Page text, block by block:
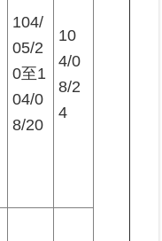
104/
05/2
0至1
04/0
8/20
10
4/0
8/2
4